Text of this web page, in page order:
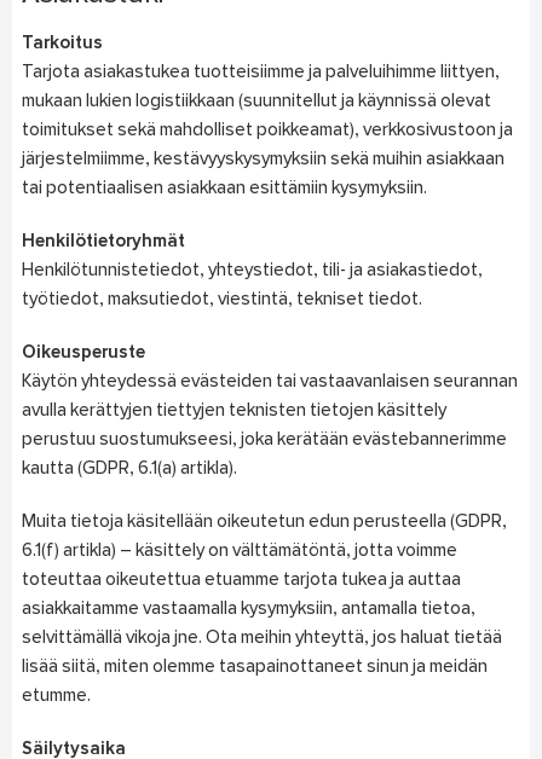
Tarkoitus
Tarjota asiakastukea tuotteisiimme ja palveluihimme liittyen,
mukaan lukien logistiikkaan (suunnitellut ja käynnissä olevat
toimitukset sekä mahdolliset poikkeamat), verkkosivustoon ja
järjestelmiimme, kestävyyskysymyksiin sekä muihin asiakkaan
tai potentiaalisen asiakkaan esittämiin kysymyksiin.
Henkilötietoryhmät
Henkilötunnistetiedot, yhteystiedot, tili- ja asiakastiedot,
työtiedot, maksutiedot, viestintä, tekniset tiedot.
Oikeusperuste
Käytön yhteydessä evästeiden tai vastaavanlaisen seurannan
avulla kerättyjen tiettyjen teknisten tietojen käsittely
perustuu suostumukseesi, joka kerätään evästebannerimme
kautta (GDPR, 6.1(a) artikla).
Muita tietoja käsitellään oikeutetun edun perusteella (GDPR,
6.1(f) artikla) – käsittely on välttämätöntä, jotta voimme
toteuttaa oikeutettua etuamme tarjota tukea ja auttaa
asiakkaitamme vastaamalla kysymyksiin, antamalla tietoa,
selvittämällä vikoja jne. Ota meihin yhteyttä, jos haluat tietää
lisää siitä, miten olemme tasapainottaneet sinun ja meidän
etumme.
Säilytysaika